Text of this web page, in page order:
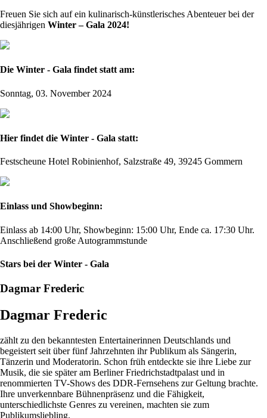
Freuen Sie sich auf ein kulinarisch-künstlerisches Abenteuer bei der
diesjährigen Winter – Gala 2024!
Die Winter - Gala findet statt am:
Sonntag, 03. November 2024
Hier findet die Winter - Gala statt:
Festscheune Hotel Robinienhof, Salzstraße 49, 39245 Gommern
Einlass und Showbeginn:
Einlass ab 14:00 Uhr, Showbeginn: 15:00 Uhr, Ende ca. 17:30 Uhr.
Anschließend große Autogrammstunde
Stars bei der Winter - Gala
Dagmar Frederic
Dagmar Frederic
zählt zu den bekanntesten Entertainerinnen Deutschlands und
begeistert seit über fünf Jahrzehnten ihr Publikum als Sängerin,
Tänzerin und Moderatorin. Schon früh entdeckte sie ihre Liebe zur
Musik, die sie später am Berliner Friedrichstadtpalast und in
renommierten TV-Shows des DDR-Fernsehens zur Geltung brachte.
Ihre unverkennbare Bühnenpräsenz und die Fähigkeit,
unterschiedlichste Genres zu vereinen, machten sie zum
Publikumsliebling.